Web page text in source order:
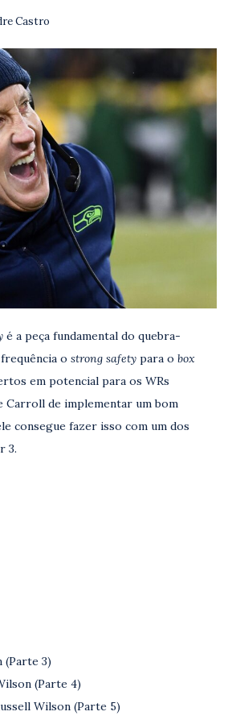
Castro
é a peça fundamental do quebra-
o strong safety para o box
em potencial para os WRs
Carroll de implementar um bom
consegue fazer isso com um dos
3.
(Parte 3)
(Parte 4)
Wilson (Parte 5)